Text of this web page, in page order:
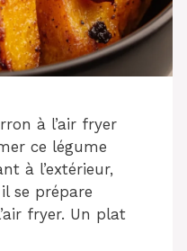
à l’air fryer
ce légume
à l’extérieur,
se prépare
fryer. Un plat